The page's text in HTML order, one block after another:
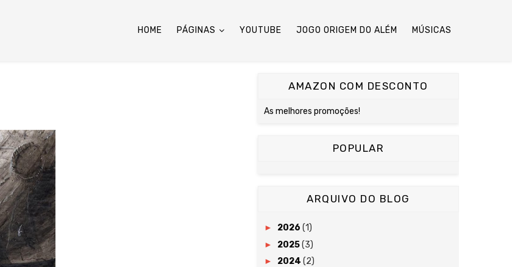
HOME PÁGINAS YOUTUBE JOGO ORIGEM DO ALÉM MÚSICAS
AMAZON COM DESCONTO
As melhores promoções!
POPULAR
ARQUIVO DO BLOG
► 2026 (1)
► 2025(3)
► 2024 (2)